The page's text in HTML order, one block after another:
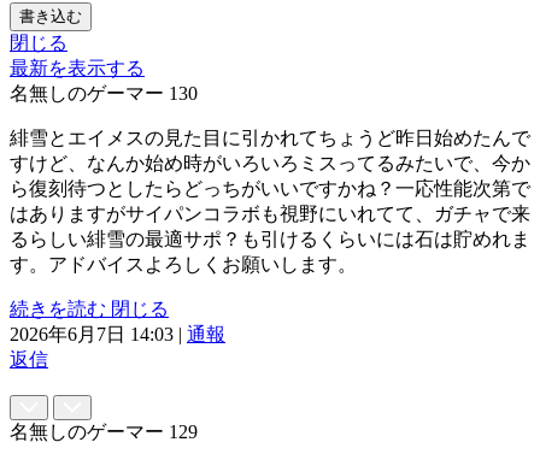
書き込む
閉じる
最新を表示する
名無しのゲーマー 130
緋雪とエイメスの見た目に引かれてちょうど昨日始めたんで
すけど、なんか始め時がいろいろミスってるみたいで、今か
ら復刻待つとしたらどっちがいいですかね？一応性能次第で
はありますがサイパンコラボも視野にいれてて、ガチャで来
るらしい緋雪の最適サポ？も引けるくらいには石は貯めれま
す。アドバイスよろしくお願いします。
続きを読む 閉じる
2026年6月7日 14:03 | 通報
返信
名無しのゲーマー 129